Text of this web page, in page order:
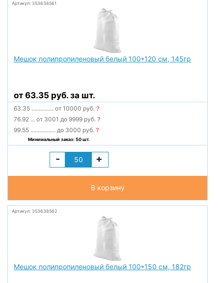
Артикул: 353638561
Мешок полипропиленовый белый 100*120 см, 145гр
от 63.35 руб. за шт.
63.35 ............... от 10000 руб.?
76.92 ... от 3001 до 9999 руб.?
99.55 ................. до 3000 руб.?
Минимальный заказ: 50 шт.
- +
В корзину
Артикул: 353638562
Мешок полипропиленовый белый 100*150 см, 182гр